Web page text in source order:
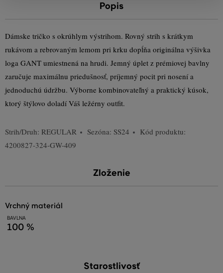
Popis
Dámske tričko s okrúhlym výstrihom. Rovný strih s krátkym
rukávom a rebrovaným lemom pri krku dopĺňa originálna výšivka
loga GANT umiestnená na hrudi. Jemný úplet z prémiovej bavlny
zaručuje maximálnu priedušnosť, príjemný pocit pri nosení a
jednoduchú údržbu. Výborne kombinovateľný a praktický kúsok,
ktorý štýlovo doladí Váš ležérny outfit.
Strih/Druh: REGULAR Sezóna: SS24
Kód produktu:
4200827-324-GW-409
Zloženie
vrchný materiál
BAVLNA
100 %
Starostlivosť